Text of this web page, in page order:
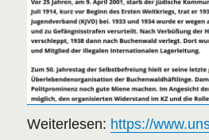
Weiterlesen: https://